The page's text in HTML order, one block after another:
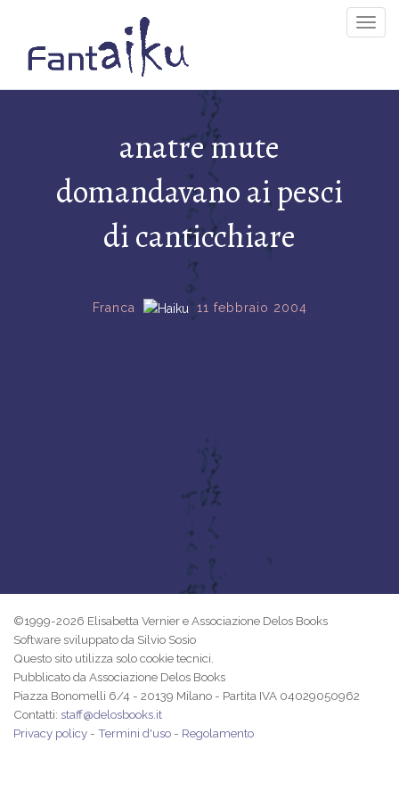
anatre mute
domandavano ai pesci
di canticchiare
Franca 11 febbraio 2004
©1999-2026 Elisabetta Vernier e Associazione Delos Books
Software sviluppato da Silvio Sosio
Questo sito utilizza solo cookie tecnici.
Pubblicato da Associazione Delos Books
Piazza Bonomelli 6/4 - 20139 Milano - Partita IVA 04029050962
Contatti: staff@delosbooks.it
Privacy policy - Termini d'uso - Regolamento